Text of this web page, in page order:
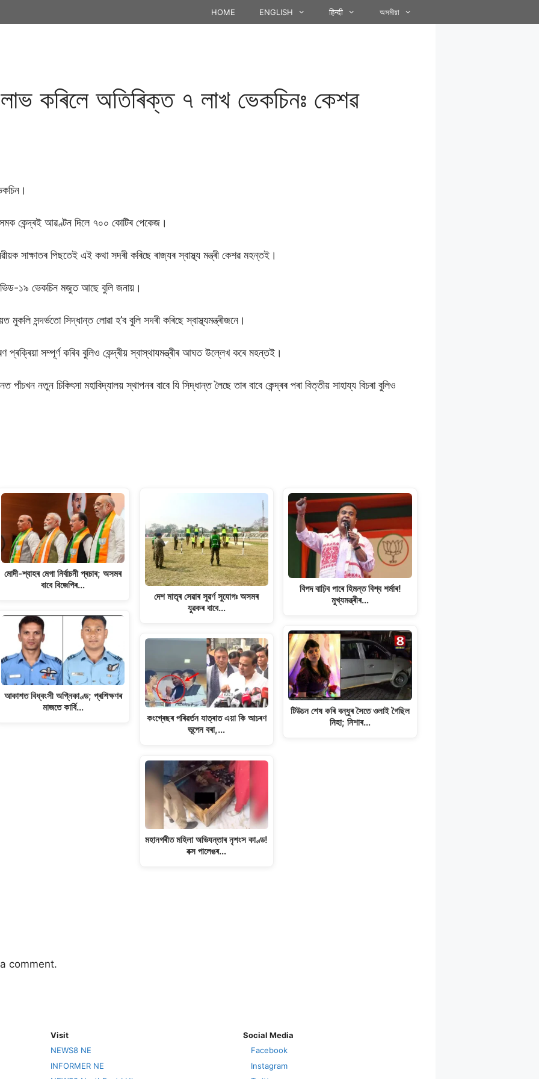
HOME ENGLISH हिन्दी অসমীয়া
কৰিলে অতিৰিক্ত ৭ লাখ ভেকচিনঃ কেশৱ
কেন্দ্ৰই আৱণ্টন দিলে ৭০০ কোটিৰ পেকেজ।
সাক্ষাতৰ পিছতেই এই কথা সদৰী কৰিছে ৰাজ্যৰ স্বাস্থ্য মন্ত্ৰী কেশৱ মহন্তই।
১৯ ভেকচিন মজুত আছে বুলি জনায়।
সন্দৰ্ভতো সিদ্ধান্ত লোৱা হ’ব বুলি সদৰী কৰিছে স্বাস্থ্যমন্ত্ৰীজনে।
প্ৰক্ৰিয়া সম্পূৰ্ণ কৰিব বুলিও কেন্দ্ৰীয় স্বাস্থাযমন্ত্ৰীৰ আঘত উল্লেখ কৰে মহন্তই।
নতুন চিকিৎসা মহাবিদ্যালয় স্থাপনৰ বাবে যি সিদ্ধান্ত লৈছে তাৰ বাবে কেন্দ্ৰৰ পৰা বিত্তীয় সাহায্য বিচৰা বুলিও
মোদী-শ্বাহৰ মেগা নিৰ্বাচনী প্ৰচাৰ; অসমৰ
বাবে বিজেপিৰ…
আকাশত বিধ্বংসী অগ্নিকাণ্ড; প্ৰশিক্ষণৰ
মাজতে কাৰ্বি…
দেশ মাতৃৰ সেৱাৰ সুৱৰ্ণ সুযোগঃ অসমৰ
যুৱকৰ বাবে…
কংগ্ৰেছৰ পৰিৱৰ্তন যাত্ৰাত এয়া কি আচৰণ
ভূপেন বৰা,…
মহানগৰীত মহিলা অভিযন্তাৰ নৃশংস কাণ্ড!
বক্স পালেঙৰ…
বিপদ বাঢ়িব পাৰে হিমন্ত বিশ্ব শৰ্মাৰ!
মুখ্যমন্ত্ৰীৰ…
টিউচন শেষ কৰি বন্ধুৰ সৈতে ওলাই গৈছিল
নিহা; নিশাৰ…
comment.
Visit
NEWS8 NE
INFORMER NE
Social Media
Facebook
Instagram